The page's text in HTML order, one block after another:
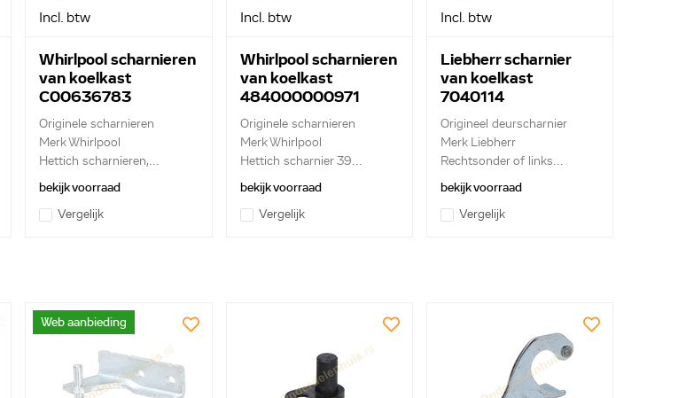
Incl. btw
Whirlpool scharnieren
van koelkast
C00636783
Originele scharnieren
Merk Whirlpool
Hettich scharnieren,...
bekijk voorraad
Vergelijk
Incl. btw
Whirlpool scharnieren
van koelkast
484000000971
C00636779
Originele scharnieren
Merk Whirlpool
Hettich scharnier 39...
bekijk voorraad
Vergelijk
Incl. btw
Liebherr scharnier
van koelkast
7040114
Origineel deurscharnier
Merk Liebherr
Rechtsonder of links...
bekijk voorraad
Vergelijk
Web aanbieding